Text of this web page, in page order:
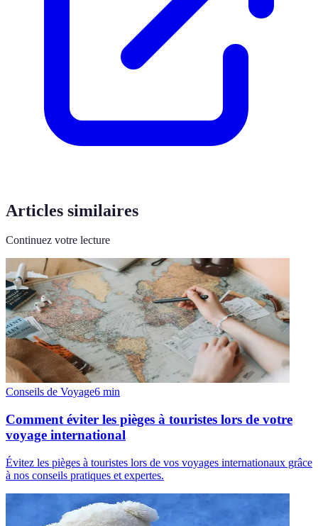
Articles similaires
Continuez votre lecture
Conseils de Voyage6 min
Comment éviter les pièges à touristes lors de votre
voyage international
Évitez les pièges à touristes lors de vos voyages internationaux grâce
à nos conseils pratiques et expertes.